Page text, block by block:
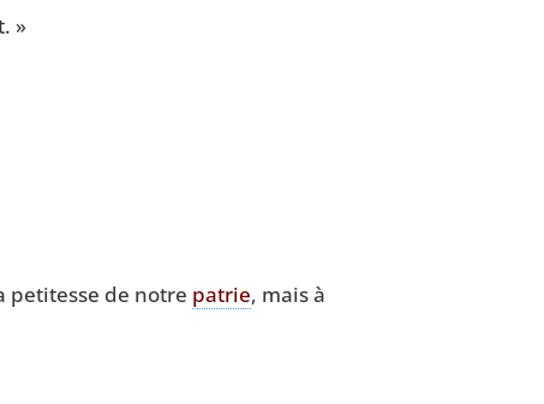
»
peti­tesse de notre patrie, mais à